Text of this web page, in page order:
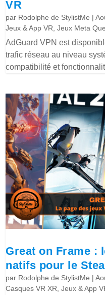
VR
par Rodolphe de StylistMe |
Jeux & App VR,Jeux Meta
AdGuard VPN est
trafic réseau au niveau
compatibilité et
Great on Frame :
natifs pour le
par Rodolphe de StylistMe |
Casques VR XR,Jeux & App